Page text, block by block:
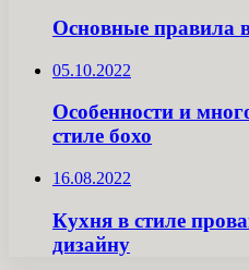
Основные правила
05.10.2022
Особенности и
стиле бохо
16.08.2022
Кухня в стиле
дизайну